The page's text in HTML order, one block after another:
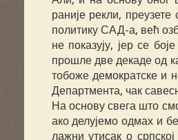
раније рекли,
политику САД-а, већ
не показују, јер се
прошле две декаде од
тобоже демократске и
Департмента, чак
На основу свега што
ако делујемо одмах и
лажни утисак о